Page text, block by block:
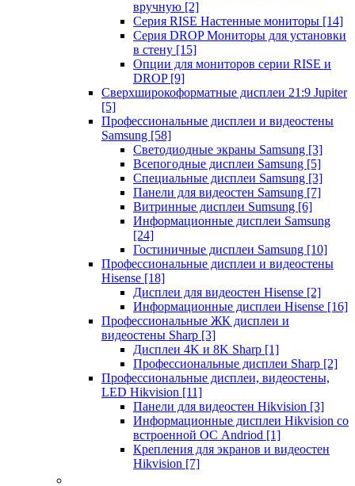
вручную [2]
Серия RISE Настенные мониторы [14]
Серия DROP Мониторы для установки
в стену [15]
Опции для мониторов серии RISE и
DROP [9]
Сверхширокоформатные дисплеи 21:9 Jupiter
[5]
Профессиональные дисплеи и видеостены
Samsung [58]
Светодиодные экраны Samsung [3]
Всепогодные дисплеи Samsung [5]
Специальные дисплеи Samsung [3]
Панели для видеостен Samsung [7]
Витринные дисплеи Sumsung [6]
Информационные дисплеи Samsung
[24]
Гостиничные дисплеи Samsung [10]
Профессиональные дисплеи и видеостены
Hisense [18]
Дисплеи для видеостен Hisense [2]
Информационные дисплеи Hisense [16]
Профессиональные ЖК дисплеи и
видеостены Sharp [3]
Дисплеи 4K и 8K Sharp [1]
Профессиональные дисплеи Sharp [2]
Профессиональные дисплеи, видеостены,
LED Hikvision [11]
Панели для видеостен Hikvision [3]
Информационные дисплеи Hikvision со
встроенной ОС Andriod [1]
Крепления для экранов и видеостен
Hikvision [7]